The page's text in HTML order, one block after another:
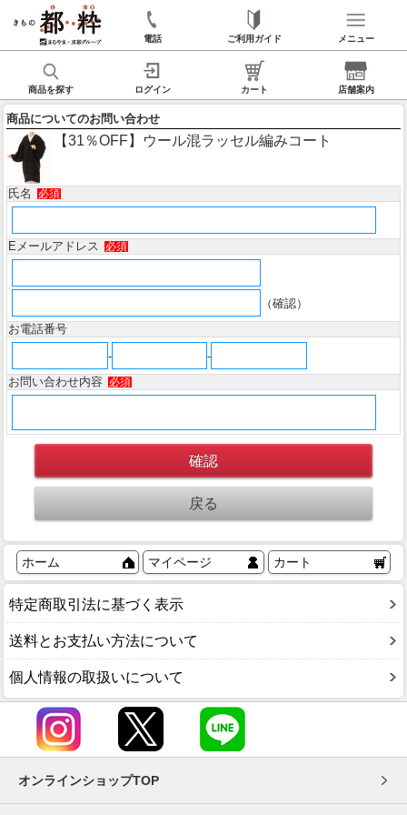
電話 ご利用ガイド メニュー
商品を探す ログイン カート 店舗案内
商品についてのお問い合わせ
【31％OFF】ウール混ラッセル編みコート
氏名 必須
Eメールアドレス 必須
（確認）
お電話番号
-
-
お問い合わせ内容
必須
ホーム マイページ カート
特定商取引法に基づく表示
送料とお支払い方法について
個人情報の取扱いについて
オンラインショップTOP